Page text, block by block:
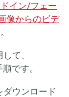
イン/フェー
像からのビデ
て、
です。
ダウンロード